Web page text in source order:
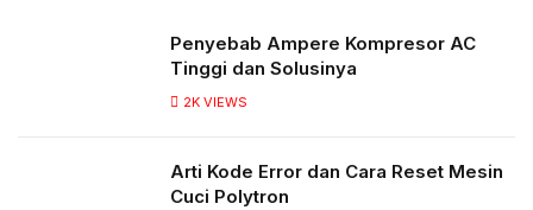
Penyebab Ampere Kompresor AC
Tinggi dan Solusinya
2K VIEWS
Arti Kode Error dan Cara Reset Mesin
Cuci Polytron